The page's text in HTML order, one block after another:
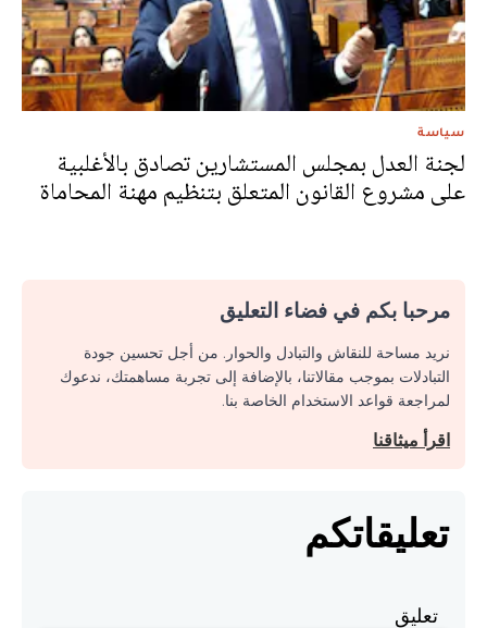
سياسة
لجنة العدل بمجلس المستشارين تصادق بالأغلبية
على مشروع القانون المتعلق بتنظيم مهنة المحاماة
مرحبا بكم في فضاء التعليق
نريد مساحة للنقاش والتبادل والحوار. من أجل تحسين جودة
التبادلات بموجب مقالاتنا، بالإضافة إلى تجربة مساهمتك، ندعوك
لمراجعة قواعد الاستخدام الخاصة بنا.
اقرأ ميثاقنا
تعليقاتكم
تعليق